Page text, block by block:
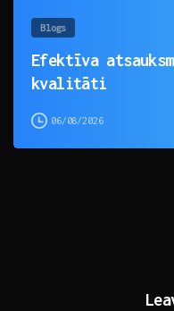
Blogs
Efektīva
kvalitāti
06/08/2026